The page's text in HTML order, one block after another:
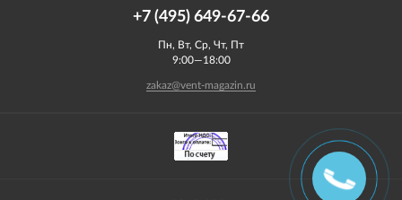
+7 (495) 649-67-66
Пн, Вт, Ср, Чт, Пт
9:00—18:00
zakaz@vent-magazin.ru